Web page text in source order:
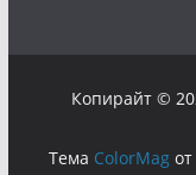
Копирайт ©
Тема ColorMag